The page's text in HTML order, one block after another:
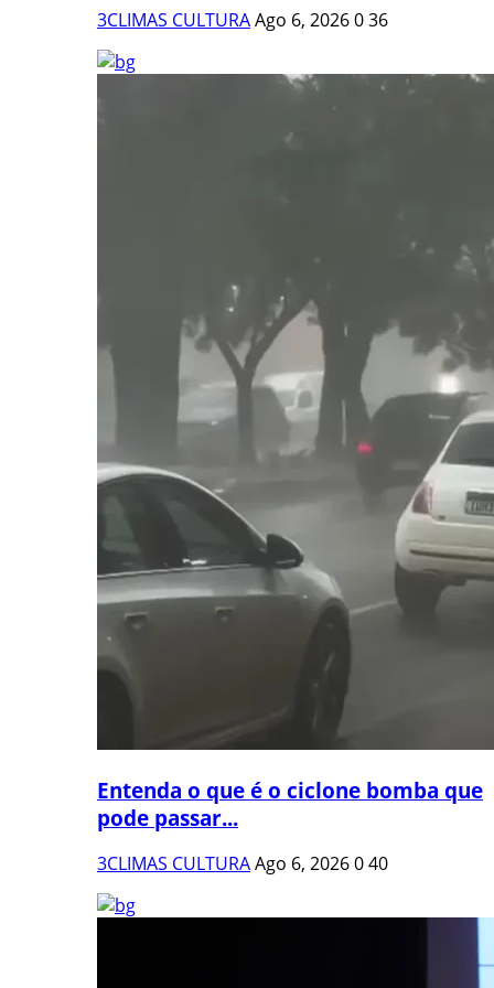
3CLIMAS CULTURAAgo 6, 2026036
Entenda o que é o ciclone bomba que
pode passar...
3CLIMAS CULTURAAgo 6, 2026040